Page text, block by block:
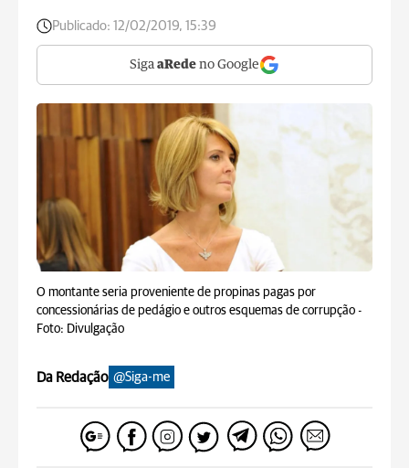
Publicado: 12/02/2019, 15:39
Siga aRede no Google
O montante seria proveniente de propinas pagas por
concessionárias de pedágio e outros esquemas de corrupção -
Foto: Divulgação
Da Redação @Siga-me